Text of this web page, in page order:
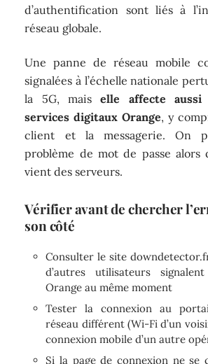
d’authentification sont liés à
réseau globale.
Une panne de réseau mobile
signalées à l’échelle nationale
la 5G, maiselle affecte aussi
services digitaux Orange, y
client et la messagerie. On
problème de mot de passe alors
vient des serveurs.
Vérifier avant de chercher
son côté
Consulter le site
d’autres utilisateurs
Orange au même moment
Tester la connexion au
réseau différent (Wi-Fi d’un
connexion mobile d’un autre
Si la page de connexion ne se